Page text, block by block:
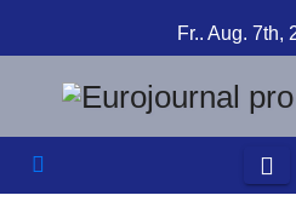
Inhalt
springen
Fr.. Aug. 7th,